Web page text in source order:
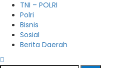
TNI – POLRI
Polri
Bisnis
Sosial
Berita Daerah